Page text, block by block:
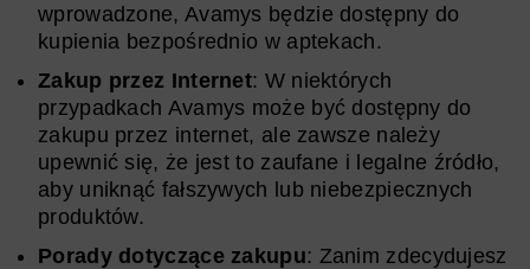
wprowadzone, Avamys będzie dostępny do
kupienia bezpośrednio w aptekach.
Zakup przez Internet: W niektórych
przypadkach Avamys może być dostępny do
zakupu przez internet, ale zawsze należy
upewnić się, że jest to zaufane i legalne źródło,
aby uniknąć fałszywych lub niebezpiecznych
produktów.
Porady dotyczące zakupu: Zanim zdecydujesz